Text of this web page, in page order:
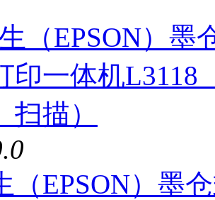
（EPSON）墨